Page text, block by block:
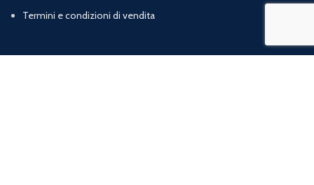
Termini e condizioni di vendita